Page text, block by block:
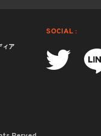
ィア
SOCIAL :